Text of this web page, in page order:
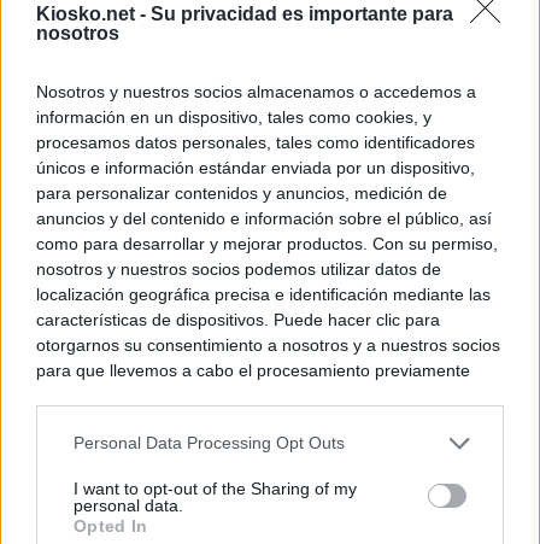
Kiosko.net - Su privacidad es importante para
nosotros
Nosotros y nuestros socios almacenamos o accedemos a
información en un dispositivo, tales como cookies, y
procesamos datos personales, tales como identificadores
únicos e información estándar enviada por un dispositivo,
para personalizar contenidos y anuncios, medición de
anuncios y del contenido e información sobre el público, así
como para desarrollar y mejorar productos. Con su permiso,
nosotros y nuestros socios podemos utilizar datos de
localización geográfica precisa e identificación mediante las
características de dispositivos. Puede hacer clic para
otorgarnos su consentimiento a nosotros y a nuestros socios
para que llevemos a cabo el procesamiento previamente
negar su consentimiento. Tenga en cuenta que algún
de su consentimiento, pero usted tiene el derecho de
rechazar tal procesamiento. Sus preferencias se aplicarán
Personal Data Processing Opt Outs
I want to opt-out of the Sharing of my
personal data.
Opted In